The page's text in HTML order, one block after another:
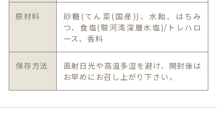
原材料
砂糖(てん菜(国産))、水飴、はちみ
つ、食塩(駿河湾深層水塩)/トレハロ
ース、香料
保存方法
直射日光や高温多湿を避け、開封後は
お早めにお召し上がり下さい。